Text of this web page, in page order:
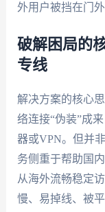
外用户被挡在门
破解困局的
专线
解决方案的核心
络连接“伪装”成
器或VPN。但并
务侧重于帮助国
从海外流畅稳定
慢、易掉线、被